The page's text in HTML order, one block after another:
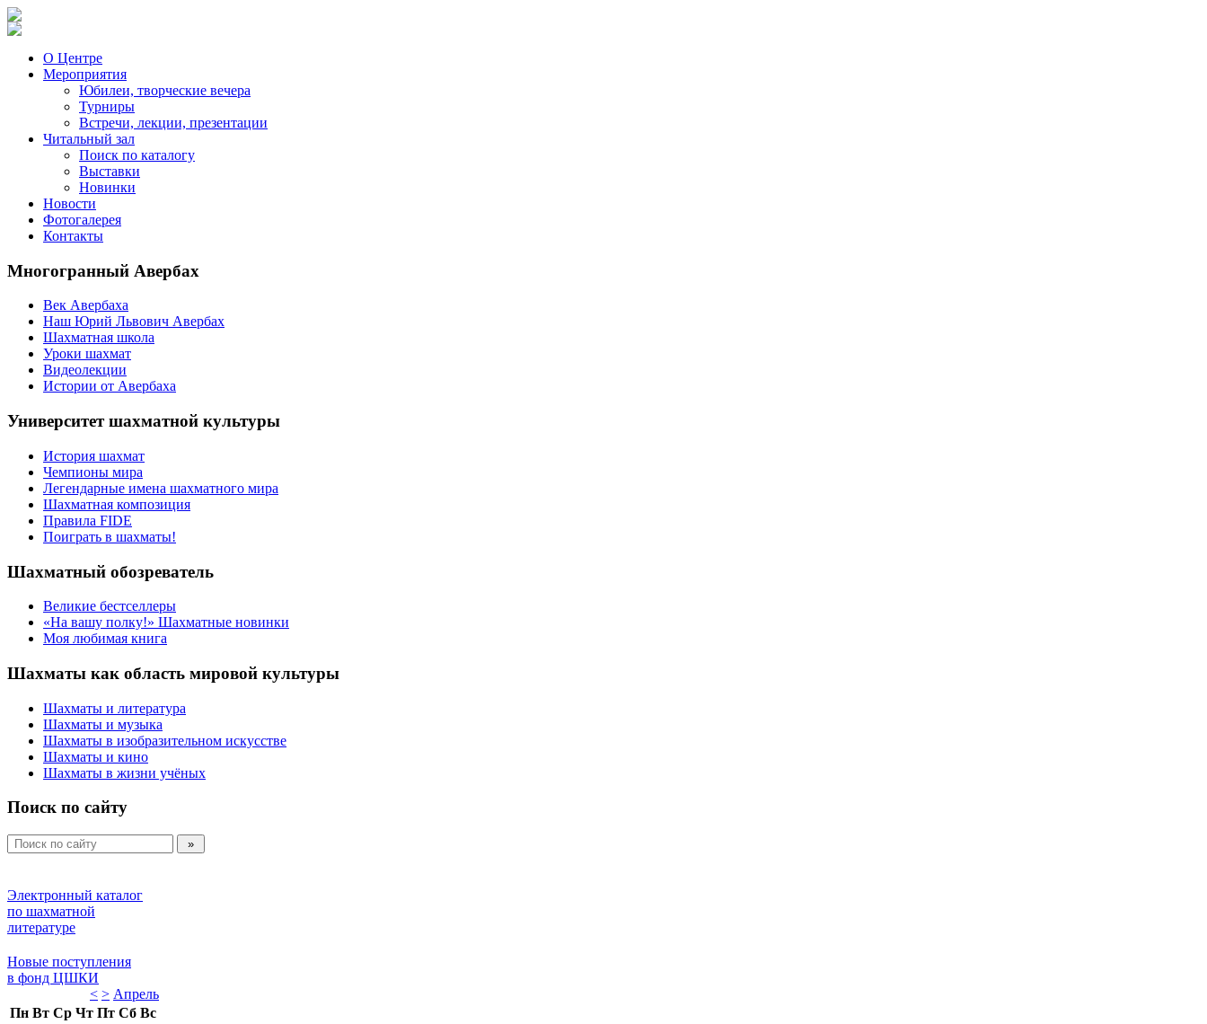
О Центре
Мероприятия
Юбилеи, творческие вечера
Турниры
Встречи, лекции, презентации
Читальный зал
Поиск по каталогу
Выставки
Новинки
Новости
Фотогалерея
Контакты
Многогранный Авербах
Век Авербаха
Наш Юрий Львович Авербах
Шахматная школа
Уроки шахмат
Видеолекции
Истории от Авербаха
Университет шахматной культуры
История шахмат
Чемпионы мира
Легендарные имена шахматного мира
Шахматная композиция
Правила FIDE
Поиграть в шахматы!
Шахматный обозреватель
Великие бестселлеры
«На вашу полку!» Шахматные новинки
Моя любимая книга
Шахматы как область мировой культуры
Шахматы и литература
Шахматы и музыка
Шахматы в изобразительном искусстве
Шахматы и кино
Шахматы в жизни учёных
Поиск по сайту
Электронный каталог
по шахматной
литературе
Новые поступления
в фонд ЦШКИ
< > Апрель
Пн Вт Ср Чт Пт Сб Вс